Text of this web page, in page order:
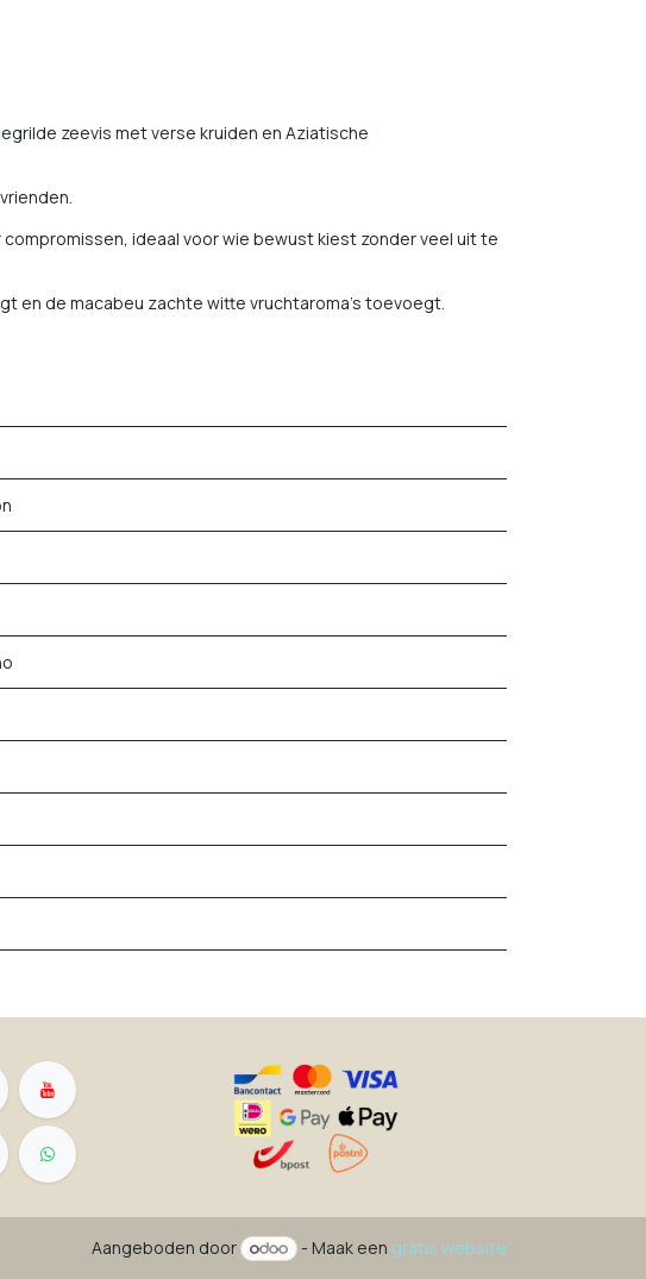
zeevis met verse kruiden en Aziatische
ideaal voor wie bewust kiest zonder veel uit te
en de macabeu zachte witte vruchtaroma's toevoegt.
Aangeboden door - Maak een gratis website